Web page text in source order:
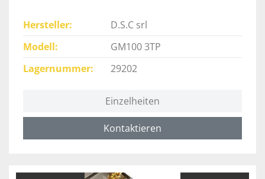
Hersteller
D.S.C srl
Modell
GM100 3TP
Lagernummer
29202
Einzelheiten
Kontaktieren